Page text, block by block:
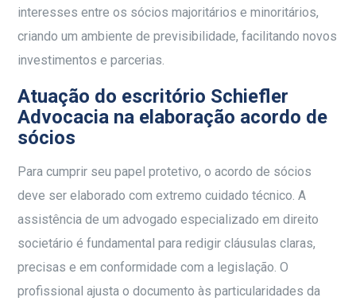
interesses entre os sócios majoritários e minoritários,
criando um ambiente de previsibilidade, facilitando novos
investimentos e parcerias.
Atuação do escritório Schiefler
Advocacia na elaboração acordo de
sócios
Para cumprir seu papel protetivo, o acordo de sócios
deve ser elaborado com extremo cuidado técnico. A
assistência de um advogado especializado em direito
societário é fundamental para redigir cláusulas claras,
precisas e em conformidade com a legislação. O
profissional ajusta o documento às particularidades da